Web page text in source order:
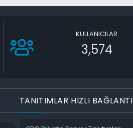
KULLANICILAR
3,574
TANITIMLAR HIZLI BAĞLANTI